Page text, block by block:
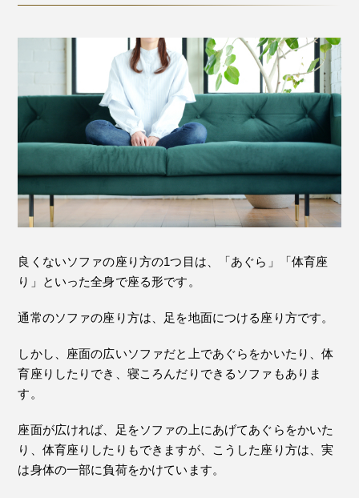
良くないソファの座り方の1つ目は、「あぐら」「体育座
り」といった全身で座る形です。
通常のソファの座り方は、足を地面につける座り方です。
しかし、座面の広いソファだと上であぐらをかいたり、体
育座りしたりでき、寝ころんだりできるソファもありま
す。
座面が広ければ、足をソファの上にあげてあぐらをかいた
り、体育座りしたりもできますが、こうした座り方は、実
は身体の一部に負荷をかけています。